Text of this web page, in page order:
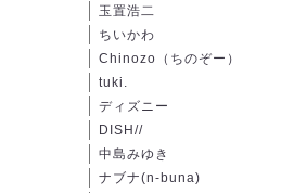
玉置浩二
ちいかわ
Chinozo（ちのぞー）
tuki.
ディズニー
DISH//
中島みゆき
ナブナ(n-buna)